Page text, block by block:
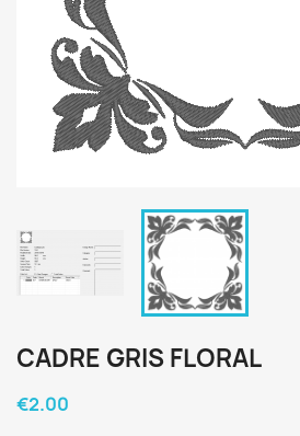
CADRE GRIS FLORAL
€2.00